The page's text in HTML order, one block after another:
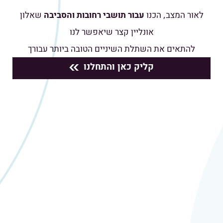
לאור המצב, הכנו עבור תושבי רחובות והסביבה שאלון
אונליין קצר שיאפשר לנו
להתאים את השתלת השיניים הטובה ביותר עבורך
קליק כאן והתחלנו
המשך
המשך
המשך
לא זוכר
לא חוסר עצם בלסת מצבים אחרים חרדה דנטלית
נשמח לטפל בך,
כמה פרטים קצרים ונחזור אליך בהקדם.